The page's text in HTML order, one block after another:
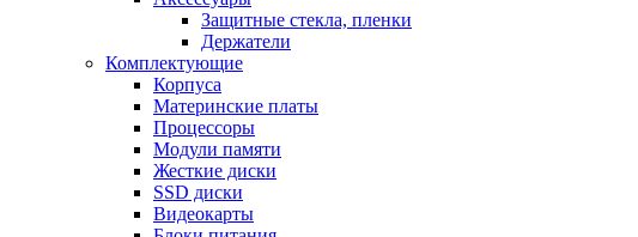
Защитные стекла, пленки
Держатели
Комплектующие
Корпуса
Материнские платы
Процессоры
Модули памяти
Жесткие диски
SSD диски
Видеокарты